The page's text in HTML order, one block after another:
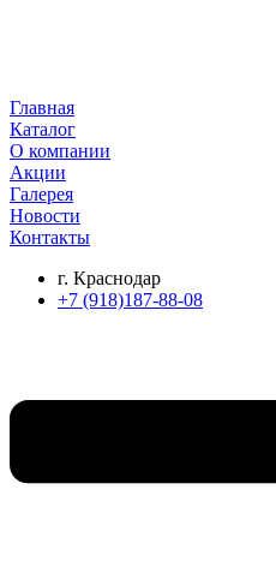
Главная
Каталог
О компании
Акции
Галерея
Новости
Контакты
г. Краснодар
+7 (918)187-88-08